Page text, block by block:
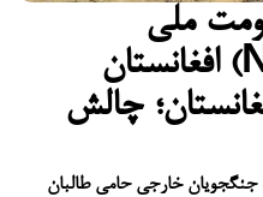
ملی
افغانستان (NRF) به جنگجویان
چالش
جنگجویان خارجی حامی طالبان